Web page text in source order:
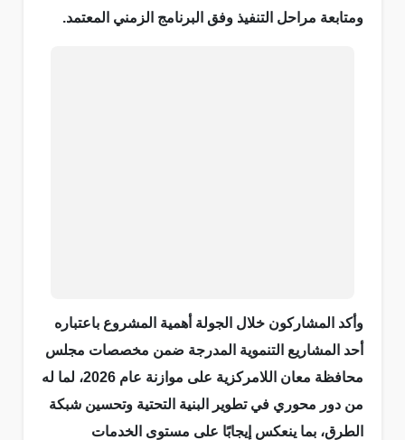
ومتابعة مراحل التنفيذ وفق البرنامج الزمني المعتمد.
وأكد المشاركون خلال الجولة أهمية المشروع باعتباره
أحد المشاريع التنموية المدرجة ضمن مخصصات مجلس
محافظة معان اللامركزية على موازنة عام 2026، لما له
من دور محوري في تطوير البنية التحتية وتحسين شبكة
الطرق، بما ينعكس إيجابًا على مستوى الخدمات